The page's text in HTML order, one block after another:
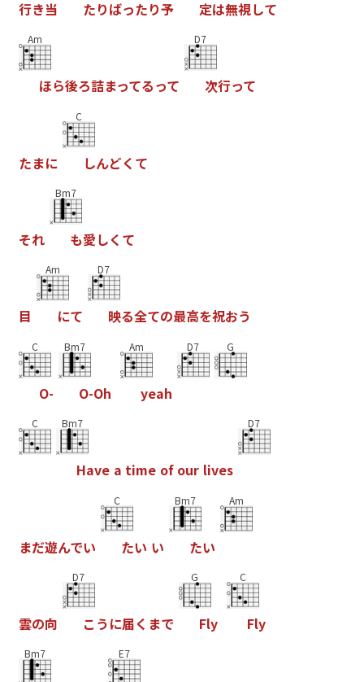
行き当 たりばったり予 定は無視して
Am
ほら後ろ詰まってるって
D7
次行って
たまに
C
しんどく て
それ
Bm7
も愛しく て
目
Am
にて
D7
映る全ての最高を祝おう
C
O-
Bm7
O-Oh
Am
yeah
D7 G
C Bm7
Have a time of our lives
D7
まだ遊んでい
C
たい い
Bm7
たい
Am
雲の向
D7
こ う に届く まで
G
Fly
C
Fly
Bm7 E7